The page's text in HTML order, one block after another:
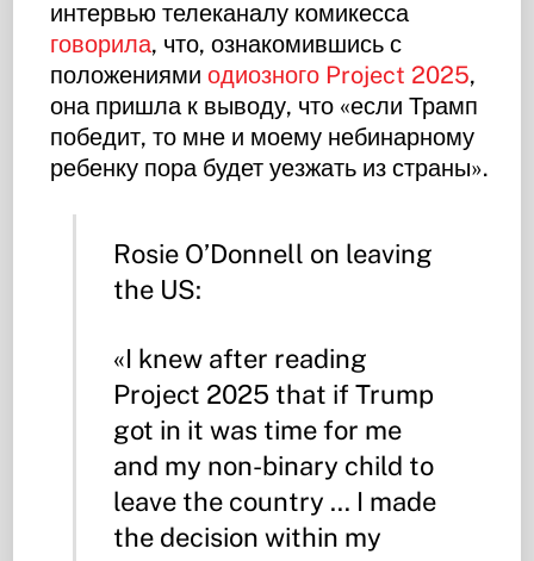
интервью телеканалу комикесса
говорила, что, ознакомившись с
положениямиодиозного Project 2025,
она пришла к выводу, что «если Трамп
победит, то мне и моему небинарному
ребенку пора будет уезжать из страны».
Rosie O’Donnell on leaving
the US:
«I knew after reading
Project 2025 that if Trump
got in it was time for me
and my non-binary child to
leave the country … I made
the decision within my